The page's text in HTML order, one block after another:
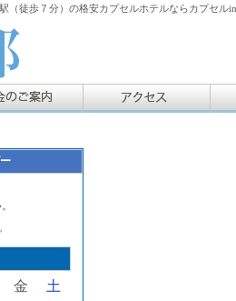
（徒歩７分）の格安カプセルホテルならカプセル
金 土